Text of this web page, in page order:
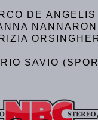
DE ANGELIS
SAVIO